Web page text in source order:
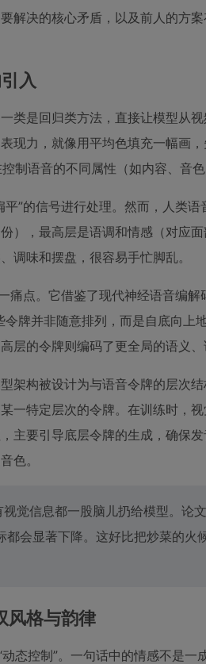
解决的核心矛盾，以及前人的方
入
类是回归类方法，直接让模型从
现力，就像用平均色填充一幅画
制语音的不同属性（如内容、音
”的信号进行处理。然而，人类
），最高层是语调和情感（对应
调味和摆盘，很容易手忙脚乱。
痛点。它借鉴了现代神经语音编
牌并非随意排列，而是自底向上
层的令牌则编码了更全局的语义
架构被设计为与语音令牌的层次
一特定层次的令牌。在训练时，
主要引导底层令牌的生成，确保
色。
视觉信息都一股脑儿扔给模型。
会显著下降。这好比把炒菜的
风格与韵律
态控制”。一句话中的情感不是一